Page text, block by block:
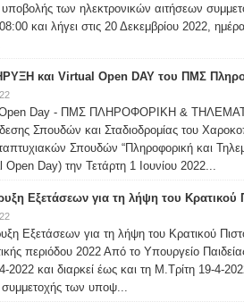
των ηλεκτρονικών αιτήσεων
και λήγει στις 20 Δεκεμβρίου 2022,
και Virtual Open DAY του ΠΜΣ
Day - ΠΜΣ ΠΛΗΡΟΦΟΡΙΚΗ &
Σπουδών και Σταδιοδρομίας του
Σπουδών “Πληροφορική και
Day) την Τετάρτη 1 Ιουνίου 2022...
Εξετάσεων για τη λήψη του Κρατικού
Εξετάσεων για τη λήψη του Κρατικού
περιόδου 2022 Από το Υπουργείο
2022 και διαρκεί έως και τη M.Τρίτη 19-4-
συμμετοχής των υποψ...